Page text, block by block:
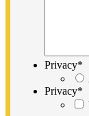
Privacy*
Privacy*